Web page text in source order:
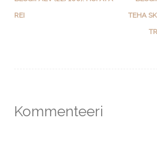
REI
TEHA
Kommenteeri